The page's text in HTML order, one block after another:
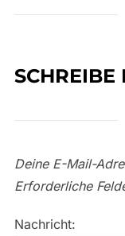
SCHREIBE
Deine E-Mail-
Erforderliche
Nachricht: